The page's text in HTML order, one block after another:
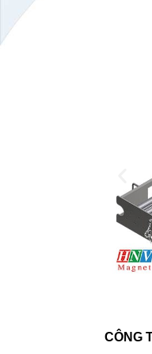
CÔNG